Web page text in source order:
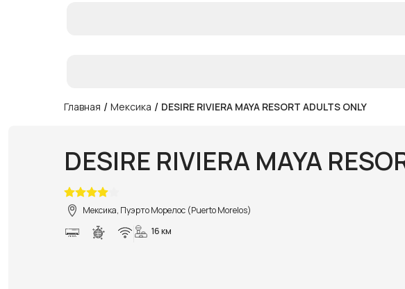
Главная / Мексика / DESIRE RIVIERA MAYA RESORT ADULTS ONLY
DESIRE RIVIERA MAYA
Мексика, Пуэрто Морелос (Puerto Morelos)
16 км